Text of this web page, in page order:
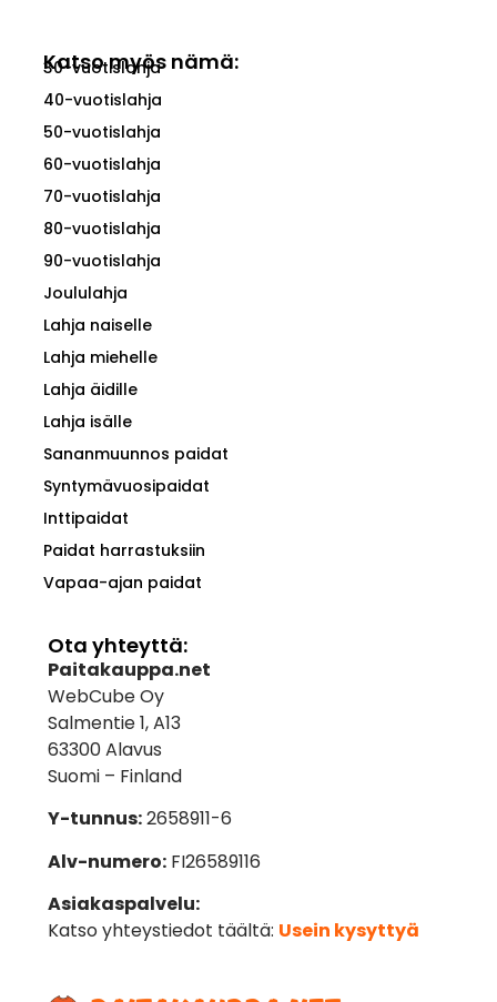
Katso myös nämä:
30-vuotislahja
40-vuotislahja
50-vuotislahja
60-vuotislahja
70-vuotislahja
80-vuotislahja
90-vuotislahja
Joululahja
Lahja naiselle
Lahja miehelle
Lahja äidille
Lahja isälle
Sananmuunnos paidat
Syntymävuosipaidat
Inttipaidat
Paidat harrastuksiin
Vapaa-ajan paidat
Ota yhteyttä:
Paitakauppa.net
WebCube Oy
Salmentie 1, A13
63300 Alavus
Suomi – Finland
Y-tunnus:2658911-6
Alv-numero:FI26589116
Asiakaspalvelu:
Katso yhteystiedot täältä: Usein kysyttyä